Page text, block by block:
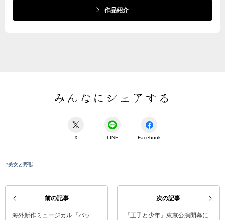
作品紹介
みんなにシェアする
X LINE Facebook
#美女と野獣
前の記事
海外新作ミュージカル『バッ
次の記事
『王子と少年』東京公演開幕に